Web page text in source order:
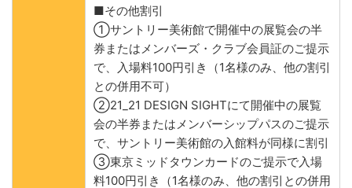
■その他割引
①サントリー美術館で開催中の展覧会の半
券またはメンバーズ・クラブ会員証のご提示
で、入場料100円引き（1名様のみ、他の割引
との併用不可）
②21_21 DESIGN SIGHTにて開催中の展覧
会の半券またはメンバーシップパスのご提示
で、サントリー美術館の入館料が同様に割引
③東京ミッドタウンカードのご提示で入場
料100円引き（1名様のみ、他の割引との併用